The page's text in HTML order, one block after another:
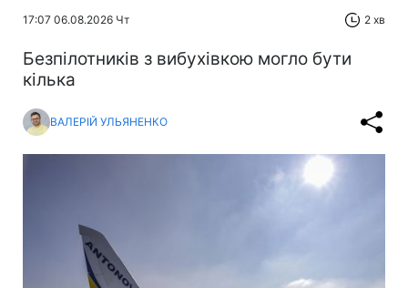
17:07 06.08.2026 Чт 2 хв
Безпілотників з вибухівкою могло бути
кілька
ВАЛЕРІЙ УЛЬЯНЕНКО